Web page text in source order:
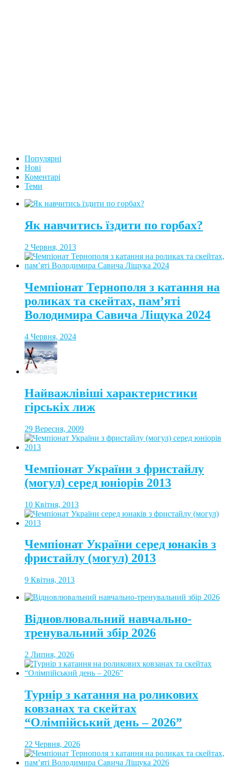
Популярні
Нові
Коментарі
Теми
Як навчитись їздити по горбах?
2 Червня, 2013
Чемпіонат Тернополя з катання на
роликах та скейтах, пам’яті
Володимира Савича Ліщука 2024
4 Червня, 2024
Найважлівіші характеристики
гірськіх лиж
29 Вересня, 2009
Чемпіонат України з фристайлу
(могул) серед юніорів 2013
10 Квітня, 2013
Чемпіонат України серед юнаків з
фристайлу (могул) 2013
9 Квітня, 2013
Відновлювальний навчально-
тренувальний збір 2026
2 Липня, 2026
Турнір з катання на роликових
ковзанах та скейтах
“Олімпійський день – 2026”
22 Червня, 2026